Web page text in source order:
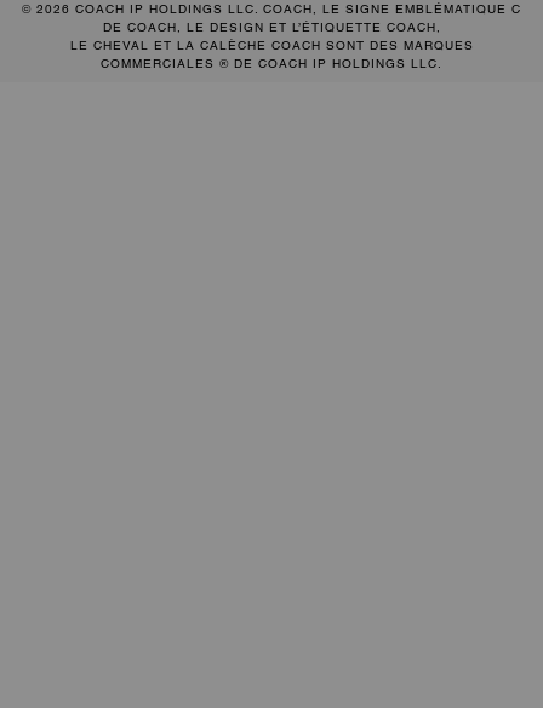
© 2026 COACH IP HOLDINGS LLC. COACH, LE SIGNE EMBLÉMATIQUE C
DE COACH, LE DESIGN ET L’ÉTIQUETTE COACH,
LE CHEVAL ET LA CALÈCHE COACH SONT DES MARQUES
COMMERCIALES ® DE COACH IP HOLDINGS LLC.